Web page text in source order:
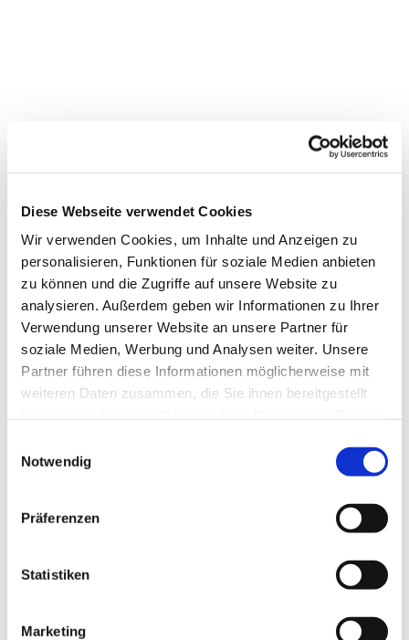
Diese Webseite verwendet Cookies
Wir verwenden Cookies, um Inhalte und Anzeigen zu
personalisieren, Funktionen für soziale Medien anbieten
zu können und die Zugriffe auf unsere Website zu
analysieren. Außerdem geben wir Informationen zu Ihrer
Verwendung unserer Website an unsere Partner für
soziale Medien, Werbung und Analysen weiter. Unsere
Partner führen diese Informationen möglicherweise mit
weiteren Daten zusammen, die Sie ihnen bereitgestellt
Notwendig
Präferenzen
Statistiken
Marketing
Dies könnte Sie auch
interessieren